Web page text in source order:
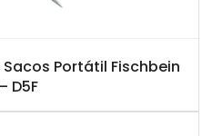
Portátil Fischbein
– D5F